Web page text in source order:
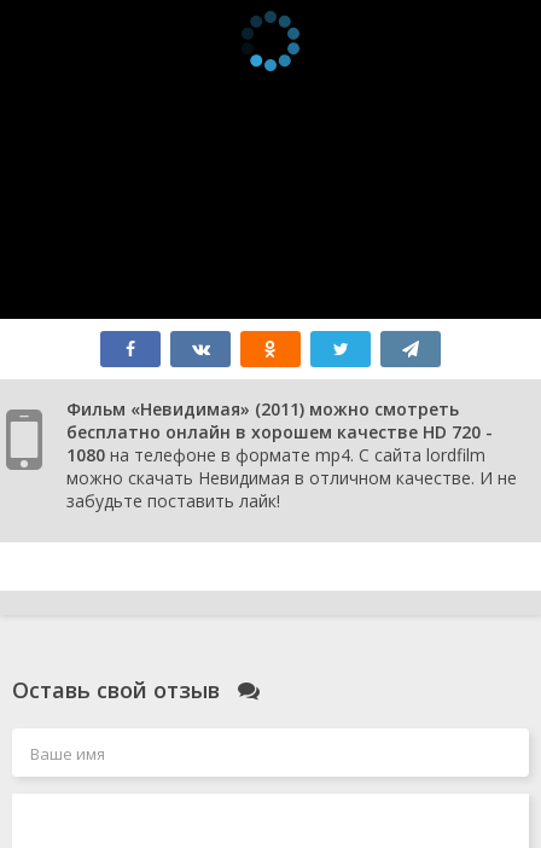
Фильм «Невидимая» (2011) можно смотреть
бесплатно онлайн в хорошем качестве HD 720 -
1080 на телефоне в формате mp4. С сайта lordfilm
можно скачать Невидимая в отличном качестве. И не
забудьте поставить лайк!
Оставь свой отзыв